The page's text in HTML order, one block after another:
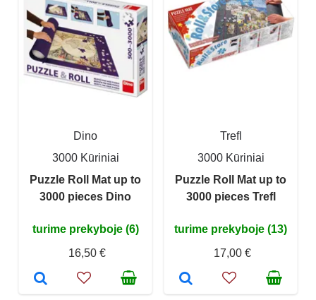
Dino
3000 Kūriniai
Puzzle Roll Mat up to
3000 pieces Dino
turime prekyboje (6)
16,50 €
Trefl
3000 Kūriniai
Puzzle Roll Mat up to
3000 pieces Trefl
turime prekyboje (13)
17,00 €